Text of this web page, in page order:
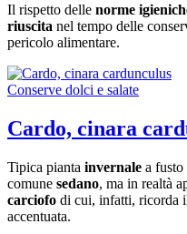
Il rispetto delle norme
riuscita nel tempo delle
pericolo alimentare.
Conserve dolci e salate
Cardo, cinara
Tipica pianta invernale a fusto
comune sedano, ma in realtà
carciofo di cui, infatti, ricorda
accentuata.